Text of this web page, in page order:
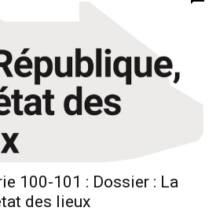
100-101 : Dossier : La
des lieux